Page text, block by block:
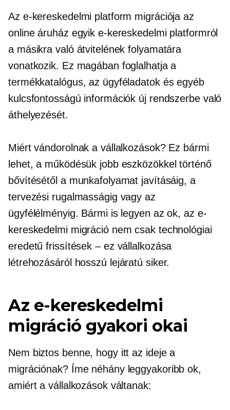
Az e-kereskedelmi platform migrációja az
online áruház egyik e-kereskedelmi platformról
a másikra való átvitelének folyamatára
vonatkozik. Ez magában foglalhatja a
termékkatalógus, az ügyféladatok és egyéb
kulcsfontosságú információk új rendszerbe való
áthelyezését.
Miért vándorolnak a vállalkozások? Ez bármi
lehet, a működésük jobb eszközökkel történő
bővítésétől a munkafolyamat javításáig, a
tervezési rugalmasságig vagy az
ügyfélélményig. Bármi is legyen az ok, az e-
kereskedelmi migráció nem csak technológiai
eredetűfrissítések – ez vállalkozása
létrehozásáról hosszú lejáratú siker.
Az e-kereskedelmi
migráció gyakori okai
Nem biztos benne, hogy itt az ideje a
migrációnak? Íme néhány leggyakoribb ok,
amiért a vállalkozások váltanak: